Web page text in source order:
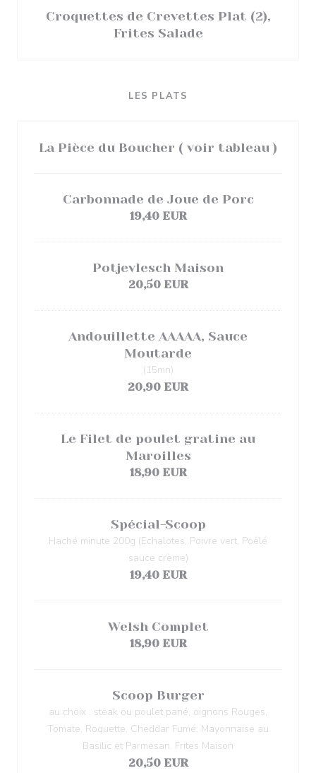
Croquettes de Crevettes Plat (2),
Frites Salade
LES PLATS
La Pièce du Boucher ( voir tableau )
Carbonnade de Joue de Porc
19,40 EUR
Potjevlesch Maison
20,50 EUR
Andouillette AAAAA, Sauce
Moutarde
(15mn)
20,90 EUR
Le Filet de poulet gratine au
Maroilles
18,90 EUR
Spécial-Scoop
Haché minute 200g (Echalotes, Poivre vert, Poêlé
sauce crème)
19,40 EUR
Welsh Complet
18,90 EUR
Scoop Burger
au choix : steak ou poulet pané, oignons Rouges,
Tomate, Roquette, Cheddar Fumé, Mayonnaise au
Basilic et Parmesan. Frites Maison
20,50 EUR